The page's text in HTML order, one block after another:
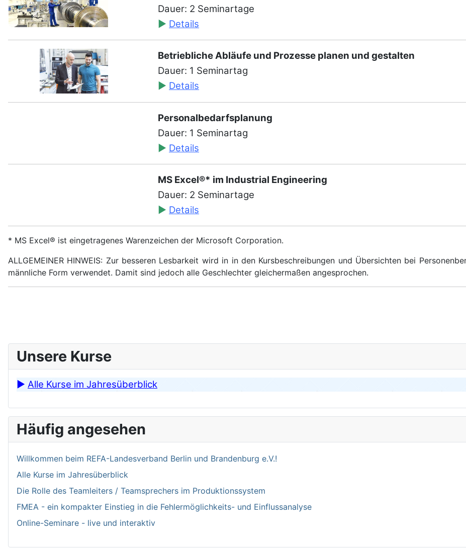
Dauer: 2 Seminartage
► Details
Betriebliche Abläufe und Prozesse planen und gestalten
Dauer: 1 Seminartag
► Details
Personalbedarfsplanung
Dauer: 1 Seminartag
► Details
MS Excel®* im Industrial Engineering
Dauer: 2 Seminartage
► Details
* MS Excel® ist eingetragenes Warenzeichen der Microsoft Corporation.
ALLGEMEINER HINWEIS: Zur besseren Lesbarkeit wird in in den Kursbeschreibungen und Übersichten bei
männliche Form verwendet. Damit sind jedoch alle Geschlechter gleichermaßen angesprochen.
Unsere Kurse
► Alle Kurse im Jahresüberblick
Häufig angesehen
Willkommen bei­m REFA-Landesverband Berlin und Brandenburg e.V.!
Alle Kurse im Jahresüberblick
Die Rolle des Teamleiters / Teamsprechers im Produktionssystem
FMEA - ein kompakter Einstieg in die Fehlermöglichkeits- und Einflussanalyse
Online-Seminare - live und interaktiv